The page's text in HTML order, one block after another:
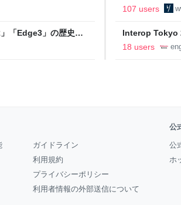
の自分に伝え
107 users
「Edge3」の歴史に
Interop Tokyo
への取り組み
18 users
ガイドライン
利用規約
プライバシーポリシー
利用者情報の外部送信について
公
公
ホ